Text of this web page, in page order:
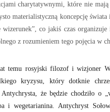
charytatywnymi, które nie mają
materialistyczną koncepcję świata
wizerunek”, co jakiś czas
z rozumieniem tego pojęcia w
temu rosyjski filozof i wizjoner
kryzysu, który dotknie
Antychrysta, że będzie chodziło o
i wegetarianina. Antychryst